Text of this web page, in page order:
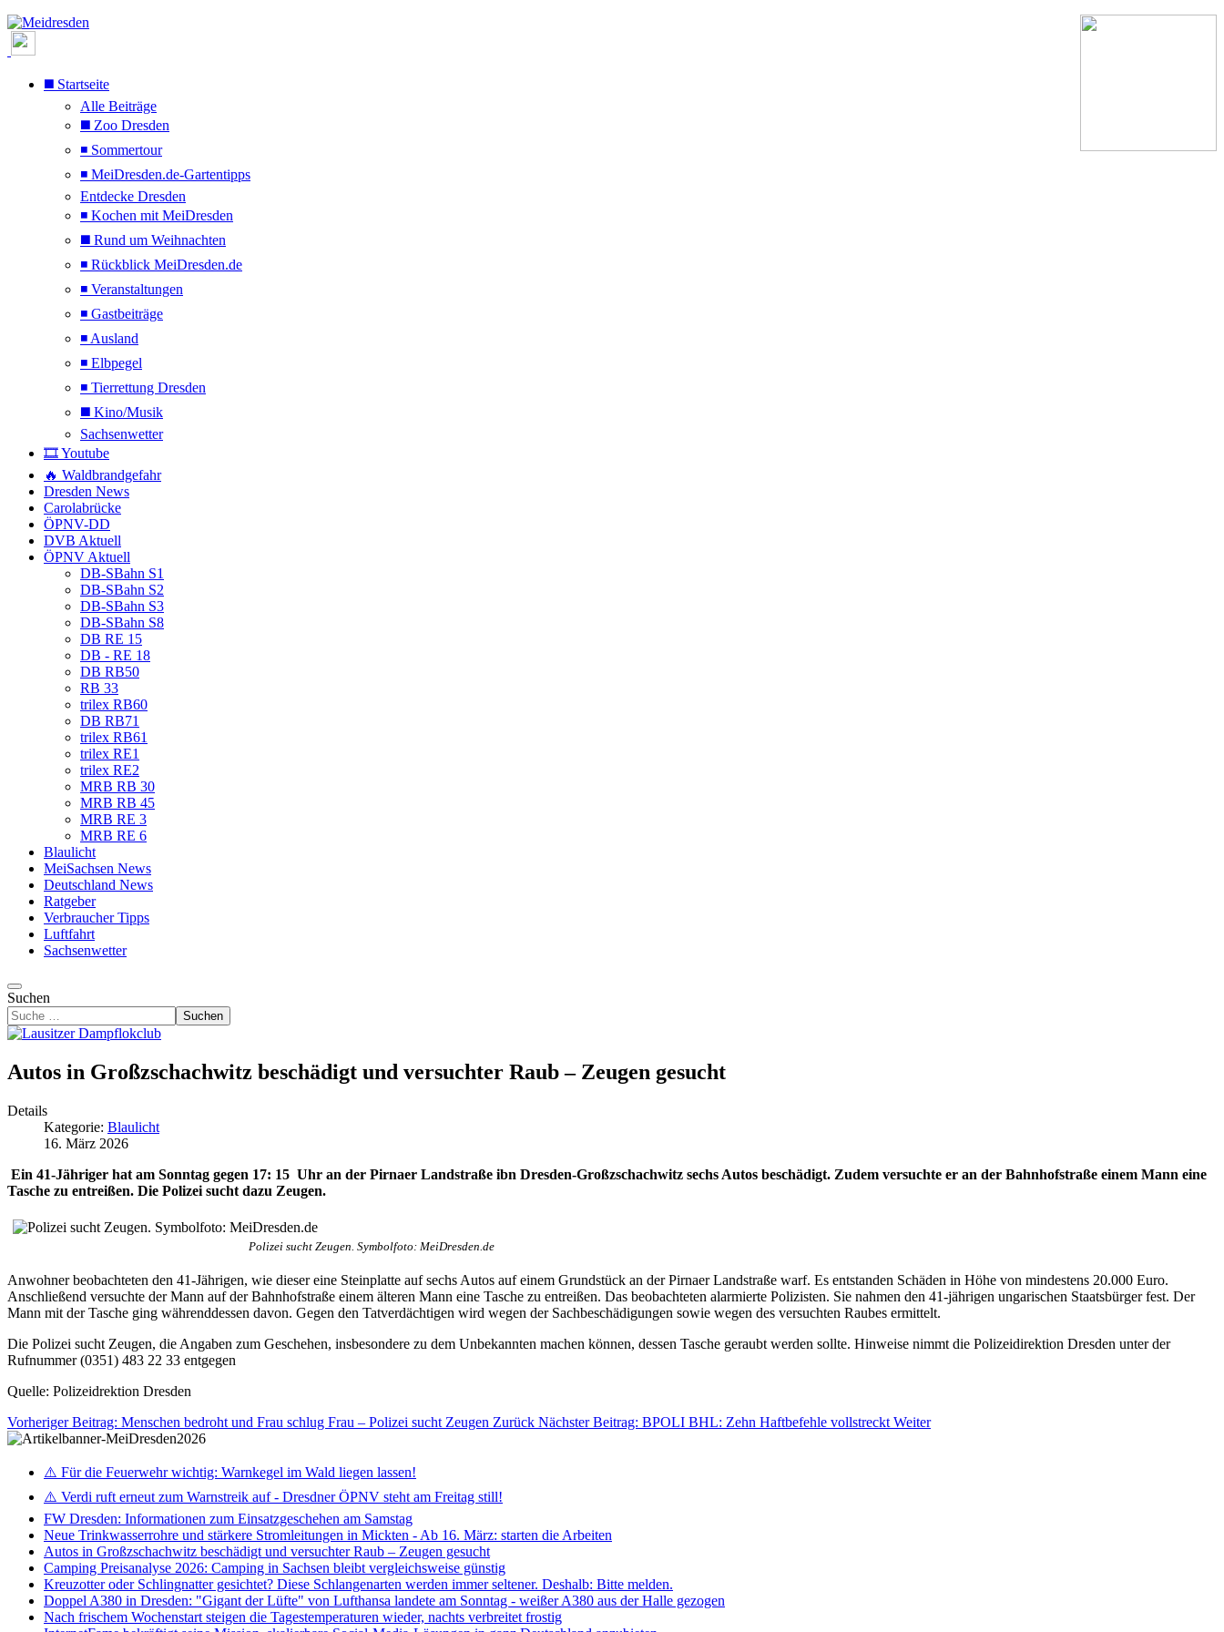
◼️ Startseite
Alle Beiträge
◼️ Zoo Dresden
◾ Sommertour
◾ MeiDresden.de-Gartentipps
Entdecke Dresden
◾ Kochen mit MeiDresden
◼️ Rund um Weihnachten
◾ Rückblick MeiDresden.de
◾ Veranstaltungen
◾ Gastbeiträge
◾ Ausland
◾ Elbpegel
◾ Tierrettung Dresden
◼️ Kino/Musik
Sachsenwetter
🎞️ Youtube
🔥 Waldbrandgefahr
Dresden News
Carolabrücke
ÖPNV-DD
DVB Aktuell
ÖPNV Aktuell
DB-SBahn S1
DB-SBahn S2
DB-SBahn S3
DB-SBahn S8
DB RE 15
DB - RE 18
DB RB50
RB 33
trilex RB60
DB RB71
trilex RB61
trilex RE1
trilex RE2
MRB RB 30
MRB RB 45
MRB RE 3
MRB RE 6
Blaulicht
MeiSachsen News
Deutschland News
Ratgeber
Verbraucher Tipps
Luftfahrt
Sachsenwetter
Suchen
Suchen
Autos in Großzschachwitz beschädigt und versuchter Raub – Zeugen gesucht
Details
Kategorie: Blaulicht
16. März 2026
Ein 41-Jähriger hat am Sonntag gegen 17: 15 Uhr an der Pirnaer Landstraße ibn Dresden-Großzschachwitz sechs Autos beschädigt. Zudem versuchte er an der Bahnhofstraße einem Mann eine
Tasche zu entreißen. Die Polizei sucht dazu Zeugen.
Polizei sucht Zeugen. Symbolfoto: MeiDresden.de
Anwohner beobachteten den 41-Jährigen, wie dieser eine Steinplatte auf sechs Autos auf einem Grundstück an der Pirnaer Landstraße warf. Es entstanden Schäden in Höhe von mindestens 20.000 Euro.
Anschließend versuchte der Mann auf der Bahnhofstraße einem älteren Mann eine Tasche zu entreißen. Das beobachteten alarmierte Polizisten. Sie nahmen den 41-jährigen ungarischen Staatsbürger fest. Der
Mann mit der Tasche ging währenddessen davon. Gegen den Tatverdächtigen wird wegen der Sachbeschädigungen sowie wegen des versuchten Raubes ermittelt.
Die Polizei sucht Zeugen, die Angaben zum Geschehen, insbesondere zu dem Unbekannten machen können, dessen Tasche geraubt werden sollte. Hinweise nimmt die Polizeidirektion Dresden unter der
Rufnummer (0351) 483 22 33 entgegen
Quelle: Polizeidrektion Dresden
Vorheriger Beitrag: Menschen bedroht und Frau schlug Frau – Polizei sucht Zeugen Zurück Nächster Beitrag: BPOLI BHL: Zehn Haftbefehle vollstreckt Weiter
⚠️ Für die Feuerwehr wichtig: Warnkegel im Wald liegen lassen!
⚠️ Verdi ruft erneut zum Warnstreik auf - Dresdner ÖPNV steht am Freitag still!
FW Dresden: Informationen zum Einsatzgeschehen am Samstag
Neue Trinkwasserrohre und stärkere Stromleitungen in Mickten - Ab 16. März: starten die Arbeiten
Autos in Großzschachwitz beschädigt und versuchter Raub – Zeugen gesucht
Camping Preisanalyse 2026: Camping in Sachsen bleibt vergleichsweise günstig
Kreuzotter oder Schlingnatter gesichtet? Diese Schlangenarten werden immer seltener. Deshalb: Bitte melden.
Doppel A380 in Dresden: "Gigant der Lüfte" von Lufthansa landete am Sonntag - weißer A380 aus der Halle gezogen
Nach frischem Wochenstart steigen die Tagestemperaturen wieder, nachts verbreitet frostig